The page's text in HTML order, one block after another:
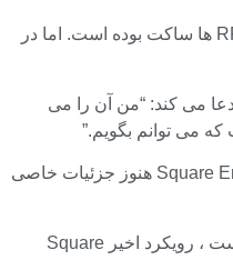
بشر این بازی در ابتدا در سال 2021 اعلام شد. اما از آن زمان Square Enix در مورد RPG ها ساکت بوده است. اما در
می کند: “من آن را می
می توانم بگویم.”
سوئیچ 2 می گوید: “بله ، من فکر می کنم با سوئیچ 2. سازگار است.” با این حال ، Square Enix هنوز جزئیات خاصی
توسعه یافته با موتور Unreal 5. اگرچه هنوز هیچ بستر انتشار تأیید نشده است ، رویکرد اخیر Square